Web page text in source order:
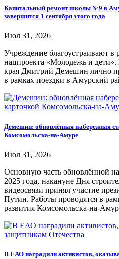
Капитальный ремонт школы №9 в
завершится 1 сентября этого года
Июл 31, 2026
Учреждение благоустраивают в
нацпроекта «Молодежь и дети».
края Дмитрий Демешин лично
в рамках поездки в Амурский
Демешин: обновлённая набережная
Комсомольска-на-Амуре
Июл 31, 2026
Основную часть обновлённой
2025 года, накануне Дня
видеосвязи принял участие
Путин. Работы проводятся в
развития Комсомольска-на-
В ЕАО наградили активистов,